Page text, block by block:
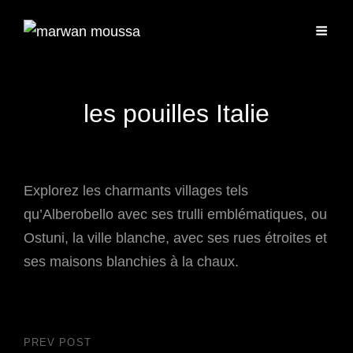
les pouilles Italie
Explorez les charmants villages tels
qu’Alberobello avec ses trulli emblématiques, ou
Ostuni, la ville blanche, avec ses rues étroites et
ses maisons blanchies à la chaux.
Navigation
Previous
PREV POST